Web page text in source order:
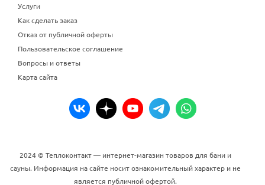
Услуги
Как сделать заказ
Отказ от публичной оферты
Пользовательское соглашение
Вопросы и ответы
Карта сайта
2024 © Теплоконтакт — интернет-магазин товаров для бани и
сауны. Информация на сайте носит ознакомительный характер и не
является публичной офертой.